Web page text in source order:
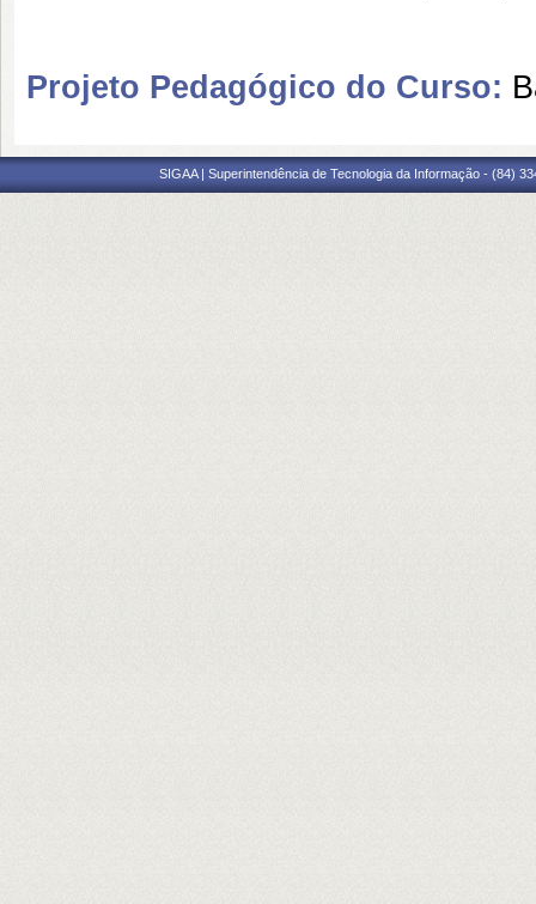
Projeto Pedagógico do Curso:
SIGAA | Superintendência de Tecnologia da Informação - (84)